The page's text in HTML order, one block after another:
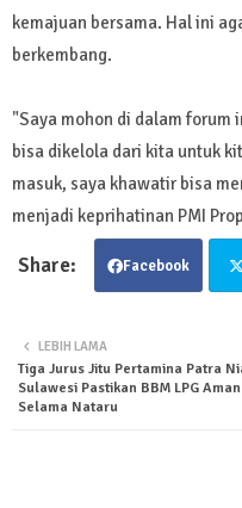
kemajuan bersama. Hal ini
berkembang.
"Saya mohon di dalam
bisa dikelola dari kita untuk
masuk, saya khawatir bisa
menjadi keprihatinan PMI
Facebook
LEBIH LAMA
Tiga Jurus Jitu Pertamina Patra
Sulawesi Pastikan BBM LPG Aman
Selama Nataru